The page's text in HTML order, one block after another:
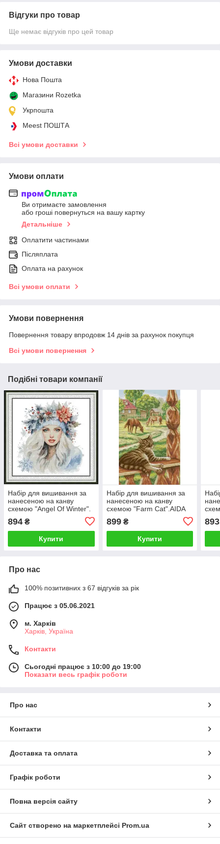
Відгуки про товар
Ще немає відгуків про цей товар
Умови доставки
Нова Пошта
Магазини Rozetka
Укрпошта
Meest ПОШТА
Всі умови доставки
Умови оплати
Ви отримаєте замовлення
або гроші повернуться на вашу картку
Детальніше
Оплатити частинами
Післяплата
Оплата на рахунок
Всі умови оплати
Умови повернення
Повернення товару впродовж 14 днів за рахунок покупця
Всі умови повернення
Подібні товари компанії
Набір для вишивання за
нанесеною на канву
схемою "Angel Of Winter".
AIDA 14CT printed 44*44
см
894 ₴
Купити
Набір для вишивання за
нанесеною на канву
схемою "Farm Cat".AIDA
899₴
Купити
см
893
Про нас
100% позитивних з 67 відгуків за рік
Працює з 05.06.2021
м. Харків
Харків, Україна
Контакти
Сьогодні працює з 10:00 до 19:00
Показати весь графік роботи
Про нас
Контакти
Доставка та оплата
Графік роботи
Повна версія сайту
Сайт створено на маркетплейсі Prom.ua